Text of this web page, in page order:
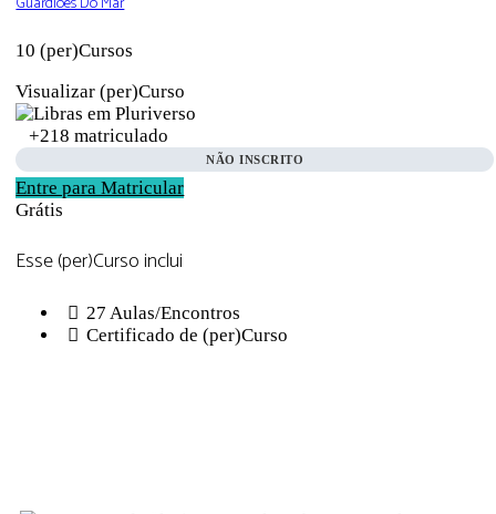
10 (per)Cursos
Visualizar (per)Curso
+218matriculado
NÃO INSCRITO
Entre para Matricular
Grátis
Esse (per)Curso inclui
27 Aulas/Encontros
Certificado de (per)Curso